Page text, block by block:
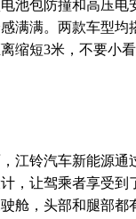
池包防撞和高压
满满。两款车型均
缩短3米，不要小
江铃汽车新能源通
，让驾乘者享受到
舱，头部和腿部都